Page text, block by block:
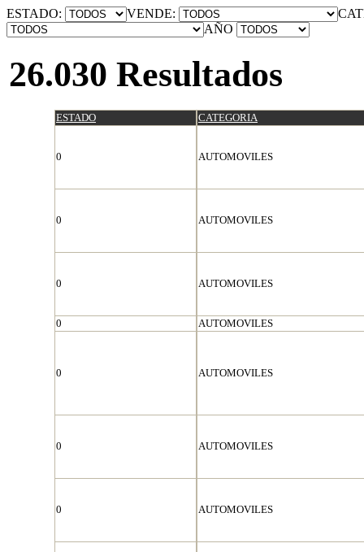
ESTADO: VENDE:
AÑO
26.030 Resultados
ESTADO CATEGORIA
0 AUTOMOVILES
0 AUTOMOVILES
0 AUTOMOVILES
0 AUTOMOVILES
0 AUTOMOVILES
0 AUTOMOVILES
0 AUTOMOVILES